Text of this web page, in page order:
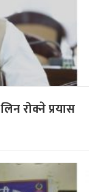
रोक्ने प्रयास